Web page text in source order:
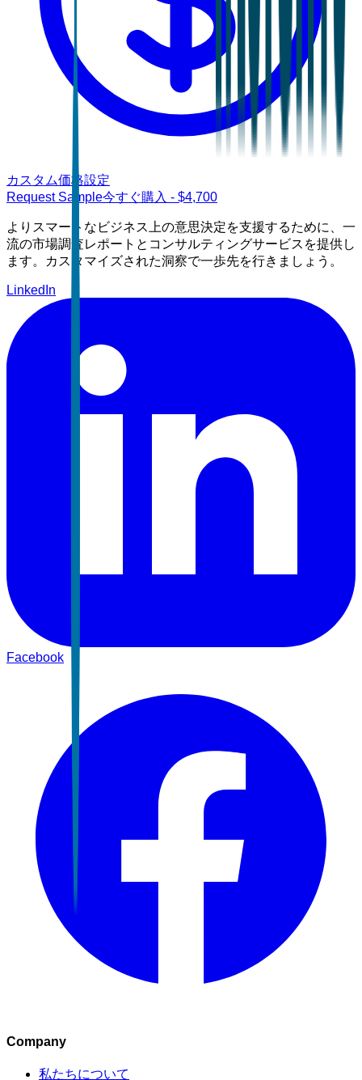
カスタム価格設定
Request Sample今すぐ購入 - $4,700
よりスマートなビジネス上の意思決定を支援するために、一
流の市場調査レポートとコンサルティングサービスを提供し
ます。カスタマイズされた洞察で一歩先を行きましょう。
LinkedIn
Facebook
Company
私たちについて